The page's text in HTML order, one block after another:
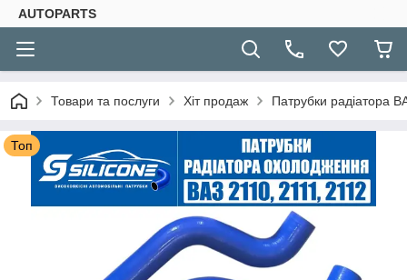
AUTOPARTS
Товари та послуги Хіт продаж Патрубки радіатора
Топ